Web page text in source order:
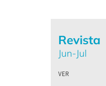
Revista
Jun-Jul
VER